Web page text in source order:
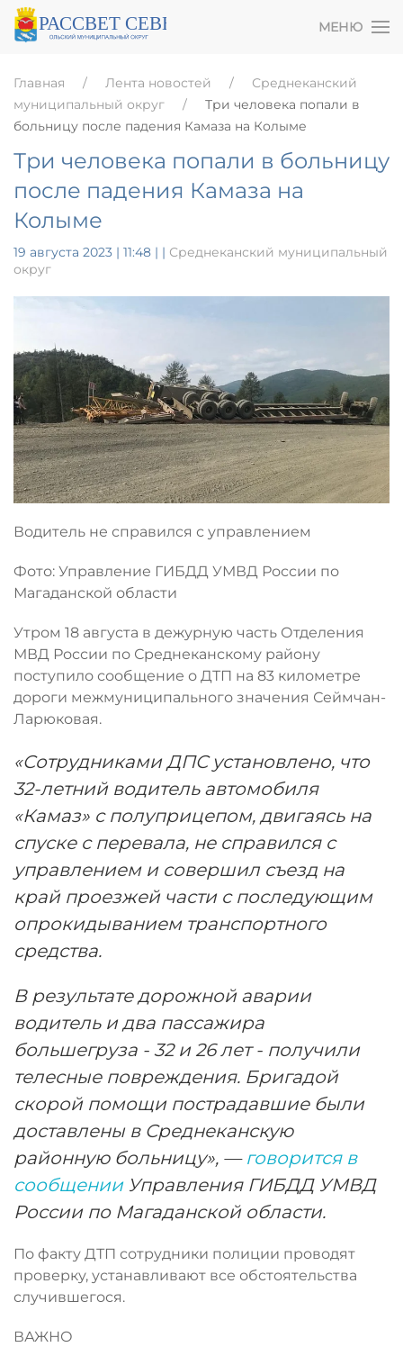
МЕНЮ
Главная Лента новостей
Среднеканский
муниципальный округ
Три человека попали в
больницу после падения Камаза на Колыме
Три человека попали в больницу
после падения Камаза на
Колыме
19 августа 2023 | 11:48 | | Среднеканский муниципальный
округ
Водитель не справился с управлением
Фото: Управление ГИБДД УМВД России по
Магаданской области
Утром 18 августа в дежурную часть Отделения
МВД России по Среднеканскому району
поступило сообщение о ДТП на 83 километре
дороги межмуниципального значения Сеймчан-
Ларюковая.
«Сотрудниками ДПС установлено, что
32-летний водитель автомобиля
«Камаз» с полуприцепом, двигаясь на
спуске с перевала, не справился с
управлением и совершил съезд на
край проезжей части с последующим
опрокидыванием транспортного
средства.
В результате дорожной аварии
водитель и два пассажира
большегруза - 32 и 26 лет - получили
телесные повреждения. Бригадой
скорой помощи пострадавшие были
доставлены в Среднеканскую
районную больницу», — говорится в
сообщенииУправления ГИБДД УМВД
России по Магаданской области.
По факту ДТП сотрудники полиции проводят
проверку, устанавливают все обстоятельства
случившегося.
ВАЖНО